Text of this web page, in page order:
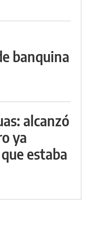
banquina
alcanzó
ya
estaba